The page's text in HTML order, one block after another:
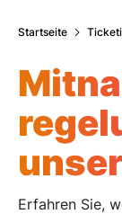
Startseite
Erfahren Sie,